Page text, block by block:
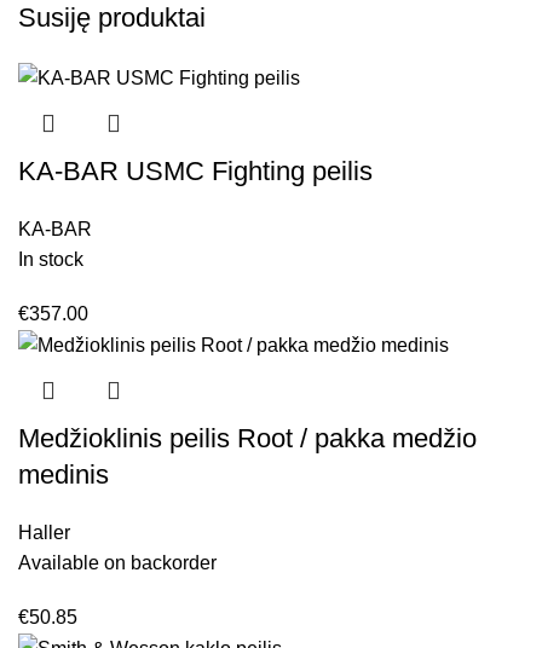
Susiję produktai
KA-BAR USMC Fighting peilis
KA-BAR
In stock
€357.00
Medžioklinis peilis Root / pakka medžio
medinis
Haller
Available on backorder
€50.85